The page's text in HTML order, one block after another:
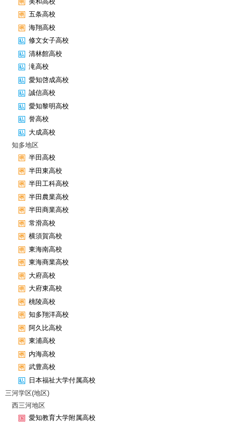
五条高校
海翔高校
修文女子高校
清林館高校
滝高校
愛知啓成高校
誠信高校
愛知黎明高校
誉高校
大成高校
知多地区
半田高校
半田東高校
半田工科高校
半田農業高校
半田商業高校
常滑高校
横須賀高校
東海南高校
東海商業高校
大府高校
大府東高校
桃陵高校
知多翔洋高校
阿久比高校
東浦高校
内海高校
武豊高校
日本福祉大学付属高校
三河学区(地区)
西三河地区
愛知教育大学附属高校